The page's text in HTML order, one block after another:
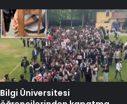
Bilgi Üniversitesi